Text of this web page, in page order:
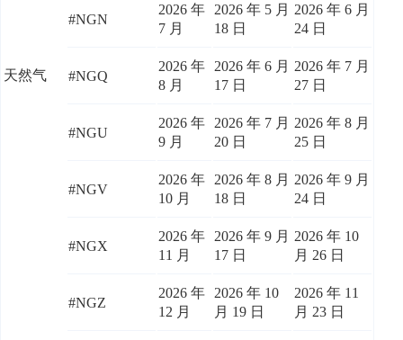
天然气
#NGN
2026 年
7 月
2026 年 5 月
18 日
2026 年 6 月
24 日
#NGQ
2026 年
8 月
2026 年 6 月
17 日
2026 年 7 月
27 日
#NGU
2026 年
9 月
2026 年 7 月
20 日
2026 年 8 月
25 日
#NGV
2026 年
10 月
2026 年 8 月
18 日
2026 年 9 月
24 日
#NGX
2026 年
11 月
2026 年 9 月
17 日
2026 年 10
月 26 日
#NGZ
2026 年
12 月
2026 年 10
月 19 日
2026 年 11
月 23 日